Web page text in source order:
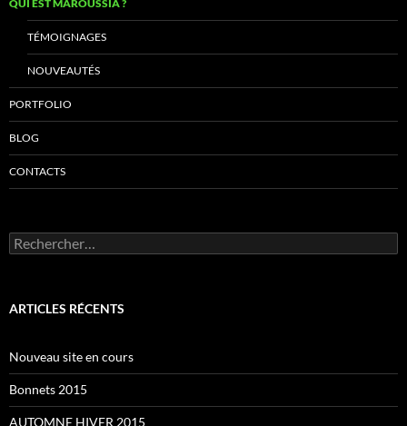
QUI EST MAROUSSIA ?
TÉMOIGNAGES
NOUVEAUTÉS
PORTFOLIO
BLOG
CONTACTS
Rechercher :
ARTICLES RÉCENTS
Nouveau site en cours
Bonnets 2015
AUTOMNE HIVER 2015